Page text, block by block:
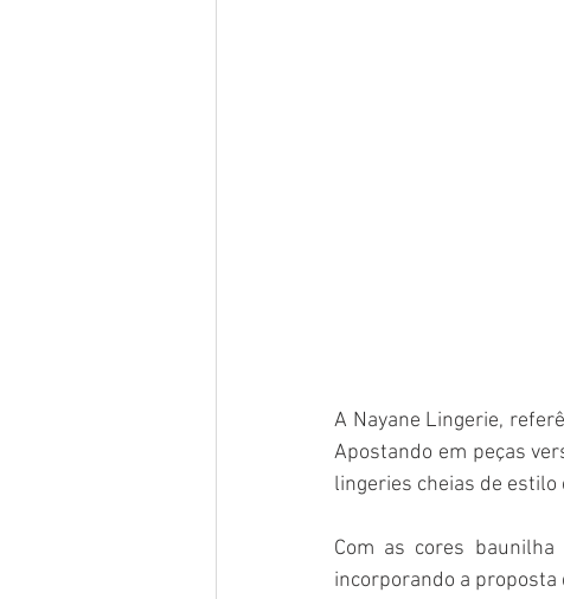
A Nayane Lingerie,
Apostando em peças
lingeries cheias de
Com as cores
incorporando a